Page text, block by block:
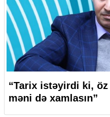
“Tarix istəyirdi ki, öz
məni də xamlasın”